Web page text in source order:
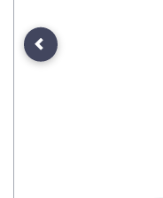
Previous